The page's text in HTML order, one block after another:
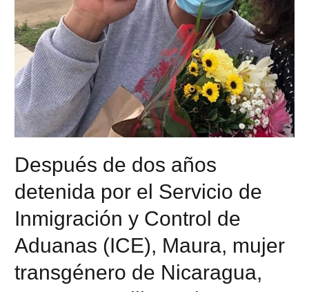
Después de dos años
detenida por el Servicio de
Inmigración y Control de
Aduanas (ICE), Maura, mujer
transgénero de Nicaragua,